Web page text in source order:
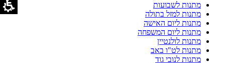
מתנות לשבועות
מתנות למזל בתולה
מתנות ליום האישה
מתנות ליום המשפחה
מתנות לולנטיין
מתנות לט"ו באב
מתנות לנובי גוד